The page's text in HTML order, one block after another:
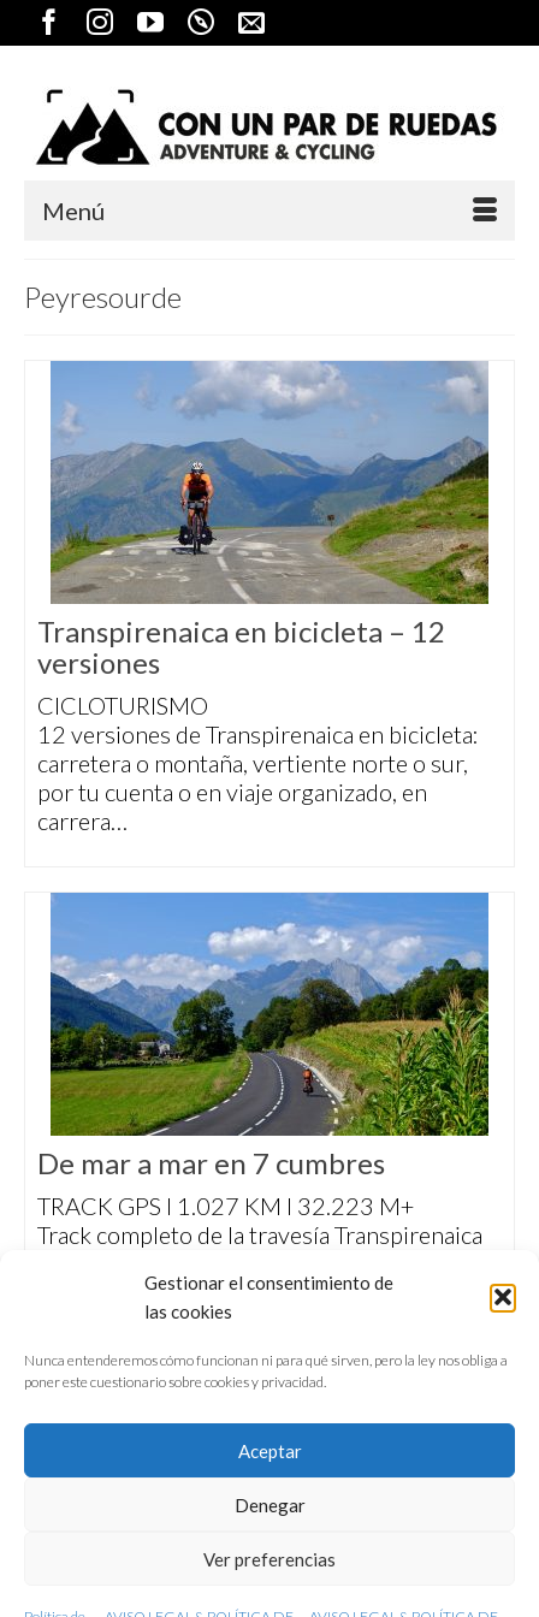
Gestionar el consentimiento de
las cookies
Nunca entenderemos cómo funcionan ni para qué sirven, pero la ley nos obliga a
poner este cuestionario sobre cookies y privacidad.
Aceptar
Denegar
Ver preferencias
Menú
Peyresourde
Transpirenaica en bicicleta – 12
versiones
CICLOTURISMO
12 versiones de Transpirenaica en bicicleta:
carretera o montaña, vertiente norte o sur,
por tu cuenta o en viaje organizado, en
carrera…
De mar a mar en 7 cumbres
TRACK GPS I 1.027 KM I 32.223 M+
Track completo de la travesía Transpirenaica
Cumbres’ que realizamos la primera quincena
de septiembre de 2018, alternando una
jornada de ciclismo con una de montañismo.
CONFERENCIAS
VÍDEOS & REPORTAJES TV
NUESTROS LIBROS